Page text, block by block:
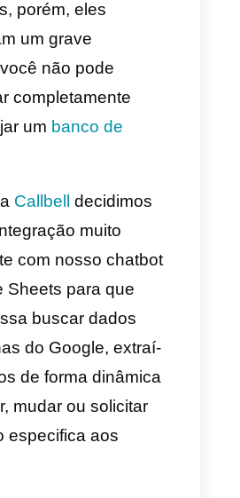
outros casos de uso.
têm procurado uma
de automatizar os
para fazer a
e prática com
porém, eles
um grave
você não pode
completamente
umbanco de